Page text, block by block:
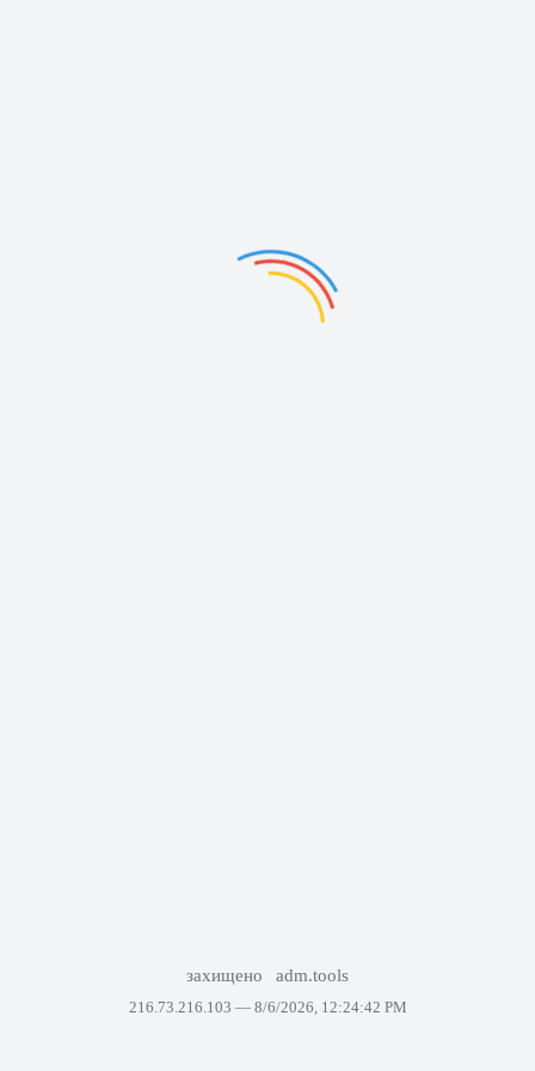
захищено adm.tools
216.73.216.103 — 8/6/2026, 12:24:42 PM